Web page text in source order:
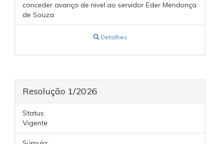
conceder avanço de nivel ao servidor Eder Mendonça
de Souza
Detalhes
Resolução 1/2026
Status:
Vigente